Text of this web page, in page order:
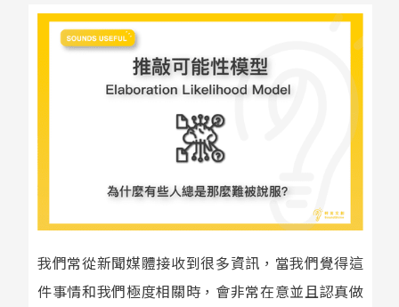
我們常從新聞媒體接收到很多資訊，當我們覺得這
件事情和我們極度相關時，會非常在意並且認真做